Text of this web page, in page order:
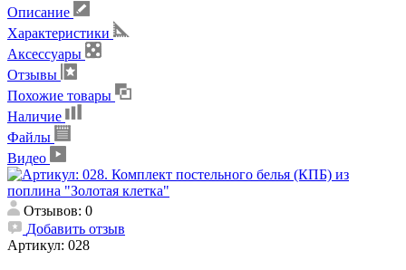
Описание
Характеристики
Аксессуары
Отзывы
Похожие товары
Наличие
Файлы
Видео
Отзывов: 0
Добавить отзыв
Артикул: 028